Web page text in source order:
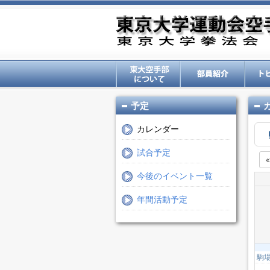
予定
カレンダー
試合予定
今後のイベント一覧
年間活動予定
駒